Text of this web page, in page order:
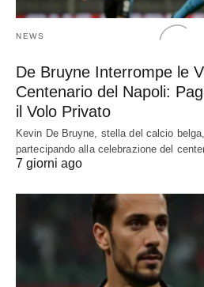
NEWS
De Bruyne Interrompe le
Centenario del Napoli:
il Volo Privato
Kevin De Bruyne, stella del calcio
partecipando alla celebrazione del
7 giorni ago